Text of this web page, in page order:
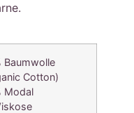
Baumwolle
Cotton)
Modal